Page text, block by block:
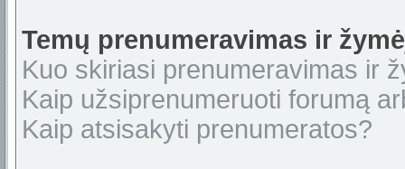
Temų prenumeravimas ir
Kuo skiriasi prenumeravimas ir
Kaip užsiprenumeruoti forumą
Kaip atsisakyti prenumeratos?